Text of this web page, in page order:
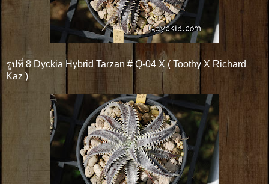
รูปที่ 8 Dyckia Hybrid Tarzan # Q-04 X ( Toothy X Richard
Kaz )